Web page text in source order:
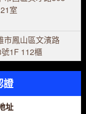
室
市鳳山區文濱路
1F 112櫃
證
址